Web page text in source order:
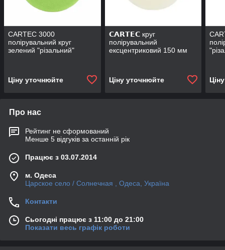
CARTEC 3000
полірувальний круг
зелений "різальний"
Ціну уточнюйте
𝗖𝗔𝗥𝗧𝗘𝗖 круг
полірувальний
ексцентриковий 150 мм
Ціну уточнюйте
Про нас
Рейтинг не сформований
Менше 5 відгуків за останній рік
Працює з 03.07.2014
м. Одеса
Царское село / Солнечная , Одеса, Україна
Контакти
Сьогодні працює з 11:00 до 21:00
Показати весь графік роботи